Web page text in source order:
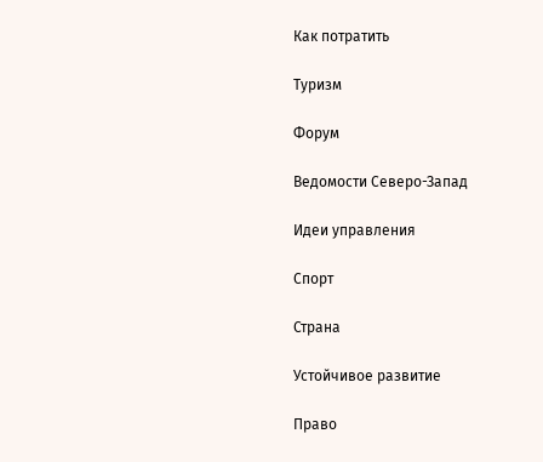
Как потратить
Туризм
Форум
Ведомости Северо-Запад
Идеи управления
Спорт
Страна
Устойчивое развитие
Право